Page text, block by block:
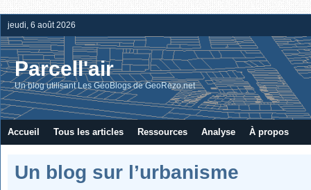
jeudi, 6 août 2026
Parcell'air
Un blog utilisant Les GéoBlogs de GeoRezo.net
Accueil Tous les articles Ressources Analyse À propos
Un blog sur l’urbanisme